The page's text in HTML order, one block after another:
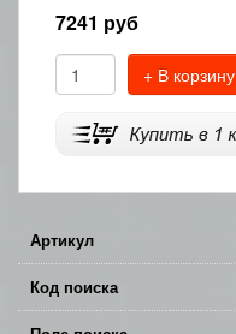
7241 руб
+ В корзину
Артикул
Код поиска